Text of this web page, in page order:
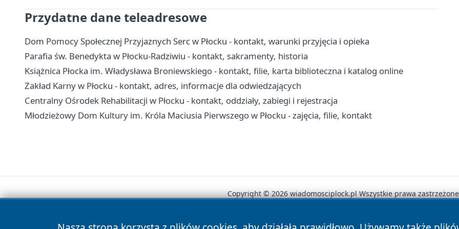
Przydatne dane teleadresowe
Dom Pomocy Społecznej Przyjaznych Serc w Płocku - kontakt, warunki przyjęcia i opieka
Parafia św. Benedykta w Płocku-Radziwiu - kontakt, sakramenty, historia
Książnica Płocka im. Władysława Broniewskiego - kontakt, filie, karta biblioteczna i katalog online
Zakład Karny w Płocku - kontakt, adres, informacje dla odwiedzających
Centralny Ośrodek Rehabilitacji w Płocku - kontakt, oddziały, zabiegi i rejestracja
Młodzieżowy Dom Kultury im. Króla Maciusia Pierwszego w Płocku - zajęcia, filie, kontakt
Copyright © 2026 wiadomosciplock.pl Wszystkie prawa